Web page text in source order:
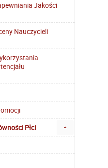
Jakości
Nauczycieli
Płci